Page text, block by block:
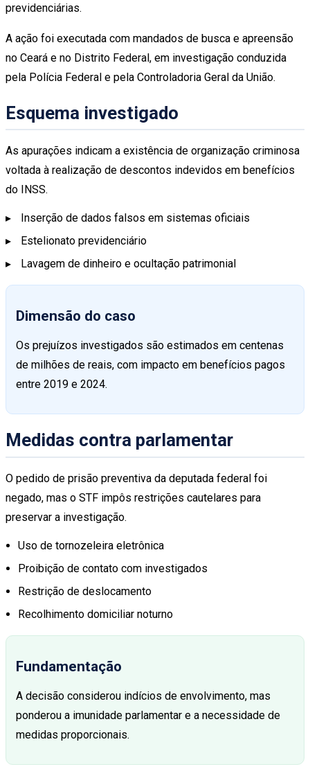
previdenciárias.
A ação foi executada com mandados de busca e apreensão
no Ceará e no Distrito Federal, em investigação conduzida
pela Polícia Federal e pela Controladoria Geral da União.
Esquema investigado
As apurações indicam a existência de organização criminosa
voltada à realização de descontos indevidos em benefícios
do INSS.
Inserção de dados falsos em sistemas oficiais
Estelionato previdenciário
Lavagem de dinheiro e ocultação patrimonial
Dimensão do caso
Os prejuízos investigados são estimados em centenas
de milhões de reais, com impacto em benefícios pagos
entre 2019 e 2024.
Medidas contra parlamentar
O pedido de prisão preventiva da deputada federal foi
negado, mas o STF impôs restrições cautelares para
preservar a investigação.
Uso de tornozeleira eletrônica
Proibição de contato com investigados
Restrição de deslocamento
Recolhimento domiciliar noturno
Fundamentação
A decisão considerou indícios de envolvimento, mas
ponderou a imunidade parlamentar e a necessidade de
medidas proporcionais.